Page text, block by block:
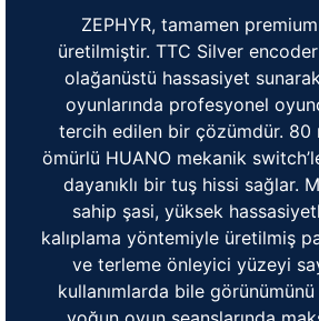
ZEPHYR, tamamen
üretilmiştir. TTC Silver
olağanüstü hassasiyet
oyunlarında profesyonel
tercih edilen bir çözümdür. 80
ömürlü HUANO mekanik
dayanıklı bir tuş hissi sağlar.
sahip şasi, yüksek
kalıplama yöntemiyle üretilmiş
ve terleme önleyici yüzeyi
kullanımlarda bile görünümünü